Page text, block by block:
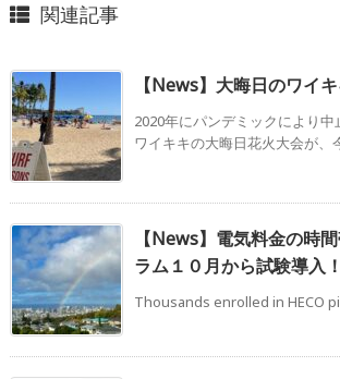
関連記事
【News】大晦日のワイ
2020年にパンデミックにより
ワイキキの大晦日花火大会が、
【News】電気料金の時
ラム１０月から試験導入！
Thousands enrolled in HECO